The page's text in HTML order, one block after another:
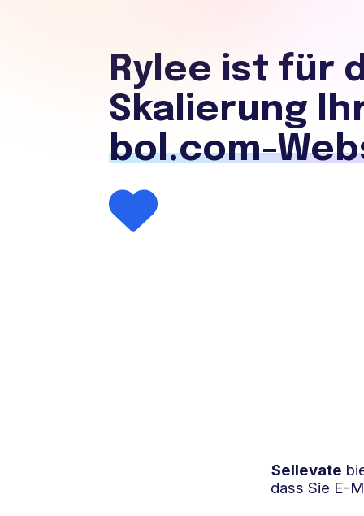
Rylee ist für
Skalierung
bol.com-
Sellevate
dass Sie E-